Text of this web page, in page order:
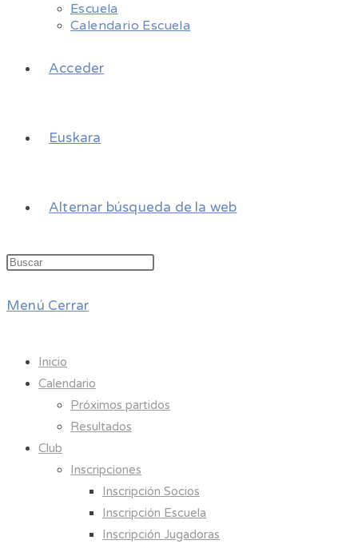
Escuela
Calendario Escuela
Acceder
Euskara
Alternar búsqueda de la web
Menú Cerrar
Inicio
Calendario
Próximos partidos
Resultados
Club
Inscripciones
Inscripción Socios
Inscripción Escuela
Inscripción Jugadoras